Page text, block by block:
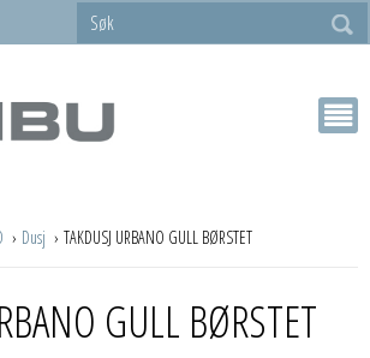
Dusj TAKDUSJ URBANO GULL BØRSTET
GULL BØRSTET